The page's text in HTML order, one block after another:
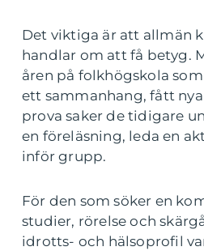
Det viktiga är att allmän
handlar om att få betyg.
åren på folkhögskola
ett sammanhang, fått
prova saker de tidigare
en föreläsning, leda en
inför grupp.
För den som söker en
studier, rörelse och
idrotts- och hälsoprofil